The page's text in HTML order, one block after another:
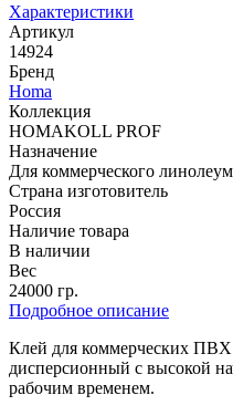
Характеристики
Артикул
14924
Бренд
Homa
Коллекция
HOMAKOLL PROF
Назначение
Для коммерческого
Страна изготовитель
Россия
Наличие товара
В наличии
Вес
24000 гр.
Подробное описание
Клей для коммерческих
дисперсионный с высокой
рабочим временем.